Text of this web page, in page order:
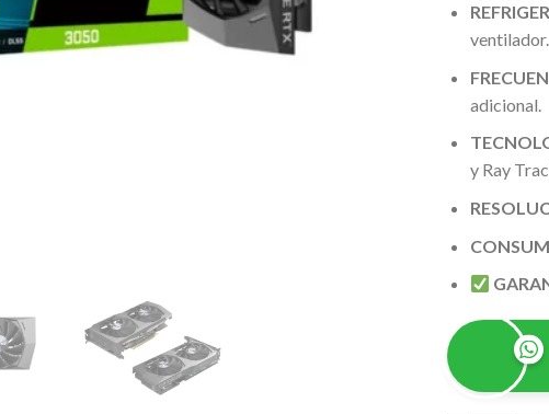
ventilador.
adicional.
y Ray